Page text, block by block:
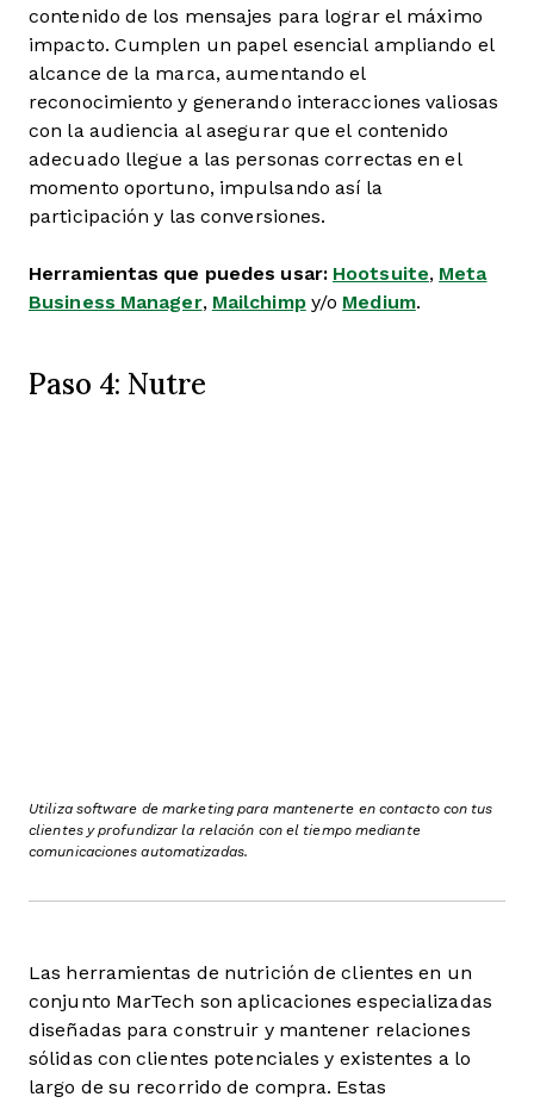
contenido de los mensajes para lograr el máximo
impacto. Cumplen un papel esencial ampliando el
alcance de la marca, aumentando el
reconocimiento y generando interacciones valiosas
con la audiencia al asegurar que el contenido
adecuado llegue a las personas correctas en el
momento oportuno, impulsando así la
participación y las conversiones.
Herramientas que puedes usar: Hootsuite, Meta
Business Manager, Mailchimpy/o Medium.
Paso 4: Nutre
Utiliza software de marketing para mantenerte en contacto con tus
clientes y profundizar la relación con el tiempo mediante
comunicaciones automatizadas.
Las herramientas de nutrición de clientes en un
conjunto MarTech son aplicaciones especializadas
diseñadas para construir y mantener relaciones
sólidas con clientes potenciales y existentes a lo
largo de su recorrido de compra. Estas